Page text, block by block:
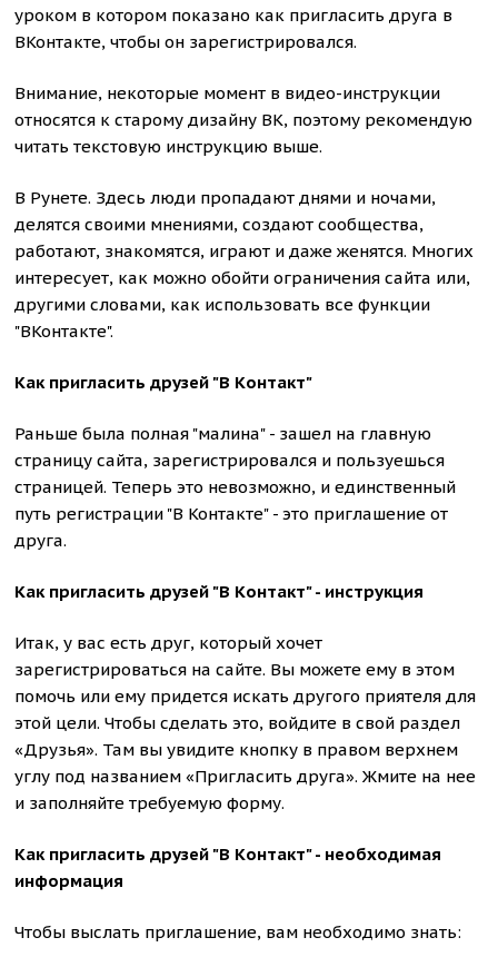
уроком в котором показано как пригласить друга в
ВКонтакте, чтобы он зарегистрировался.
Внимание, некоторые момент в видео-инструкции
относятся к старому дизайну ВК, поэтому рекомендую
читать текстовую инструкцию выше.
В Рунете. Здесь люди пропадают днями и ночами,
делятся своими мнениями, создают сообщества,
работают, знакомятся, играют и даже женятся. Многих
интересует, как можно обойти ограничения сайта или,
другими словами, как использовать все функции
"ВКонтакте".
Как пригласить друзей "В Контакт"
Раньше была полная "малина" - зашел на главную
страницу сайта, зарегистрировался и пользуешься
страницей. Теперь это невозможно, и единственный
путь регистрации "В Контакте" - это приглашение от
друга.
Как пригласить друзей "В Контакт" - инструкция
Итак, у вас есть друг, который хочет
зарегистрироваться на сайте. Вы можете ему в этом
помочь или ему придется искать другого приятеля для
этой цели. Чтобы сделать это, войдите в свой раздел
«Друзья». Там вы увидите кнопку в правом верхнем
углу под названием «Пригласить друга». Жмите на нее
и заполняйте требуемую форму.
Как пригласить друзей "В Контакт" - необходимая
информация
Чтобы выслать приглашение, вам необходимо знать: